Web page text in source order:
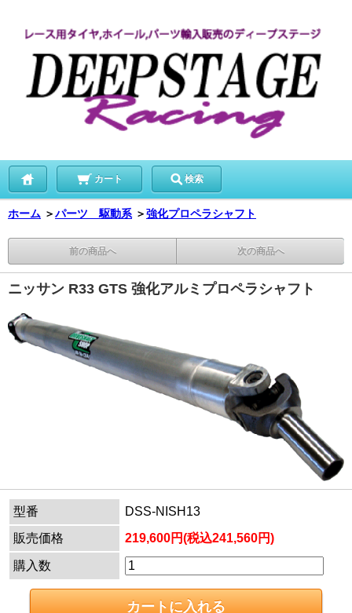
カート 検索
ホーム ＞パーツ 駆動系 ＞強化プロペラシャフト
前の商品へ 次の商品へ
ニッサン R33 GTS 強化アルミプロペラシャフト
型番
DSS-NISH13
販売価格
219,600円(税込241,560円)
購入数